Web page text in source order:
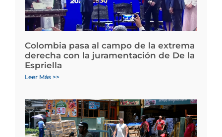
Colombia pasa al campo de la extrema
derecha con la juramentación de De la
Espriella
Leer Más >>